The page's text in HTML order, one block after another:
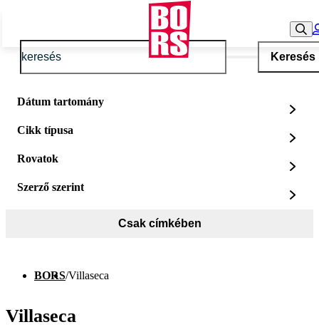
Keresés
Dátum tartomány
Cikk típusa
Rovatok
Szerző szerint
Csak címkében
BORS/Villaseca
Villaseca